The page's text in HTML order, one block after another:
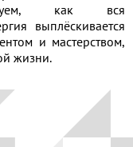
как вся
выплёскивается
и мастерством,
жизни.